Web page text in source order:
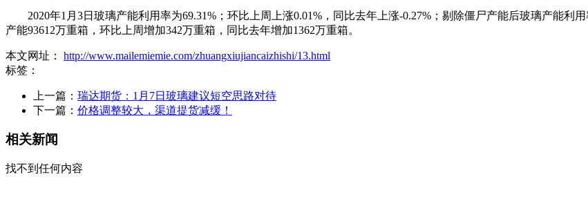
2020年1月3日玻璃产能利用率为69.31%；环比上周上涨0.01%，同比去年上涨-0.27%；剔除僵尸产能后玻璃产能利
产能93612万重箱，环比上周增加342万重箱，同比去年增加1362万重箱。
本文网址： http://www.mailemiemie.com/zhuangxiujiancaizhishi/13.html
标签：
上一篇： 瑞达期货：1月7日玻璃建议短空思路对待
下一篇： 价格调整较大，渠道提货减缓！
相关新闻
找不到任何内容